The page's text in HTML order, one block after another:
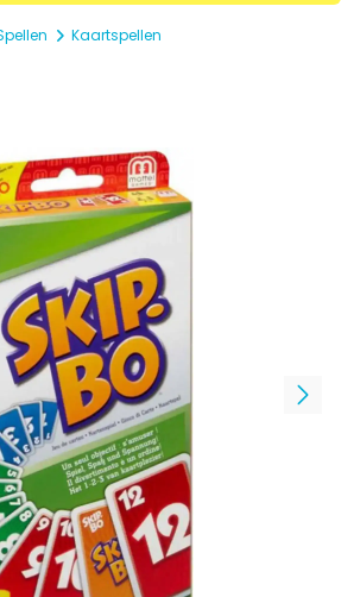
Kaartspellen